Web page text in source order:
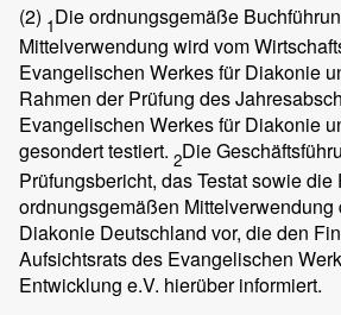
(2) 1Die ordnungsgemäße
Mittelverwendung wird vom
Evangelischen Werkes für Diakonie
Rahmen der Prüfung des
Evangelischen Werkes für Diakonie
gesondert testiert. 2Die
Prüfungsbericht, das Testat sowie
ordnungsgemäßen Mittelverwendung
Diakonie Deutschland vor, die den
Aufsichtsrats des Evangelischen
Entwicklung e.V. hierüber informiert.